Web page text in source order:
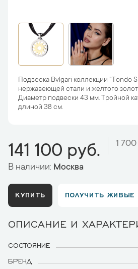
Подвеска Bvlgari коллекции "Tondo
нержавеющей стали и желтого
Диаметр подвески 43 мм. Тройной
длиной 38 см.
141 100 руб. 1 700
В наличии: Москва
КУПИТЬ ПОЛУЧИТЬ ЖИВЫЕ
ОПИСАНИЕ И
СОСТОЯНИЕ
БРЕНД